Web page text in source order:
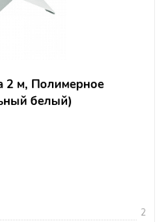
2 м, Полимерное
белый)
2